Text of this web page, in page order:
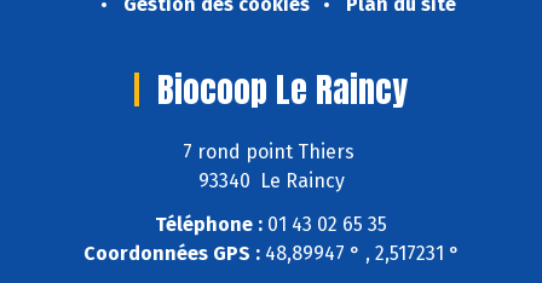
Biocoop Le Raincy
7 rond point Thiers
93340 Le Raincy
Téléphone : 01 43 02 65 35
Coordonnées GPS :48,89947 ° , 2,517231 °